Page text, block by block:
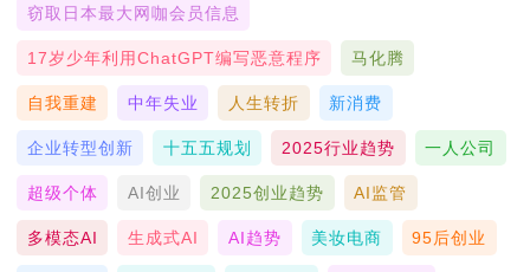
窃取日本最大网咖会员信息
17岁少年利用ChatGPT编写恶意程序 马化腾
自我重建 中年失业 人生转折 新消费
企业转型创新 十五五规划 2025行业趋势 一人公司
超级个体 AI创业 2025创业趋势 AI监管
多模态AI 生成式AI AI趋势 美妆电商 95后创业